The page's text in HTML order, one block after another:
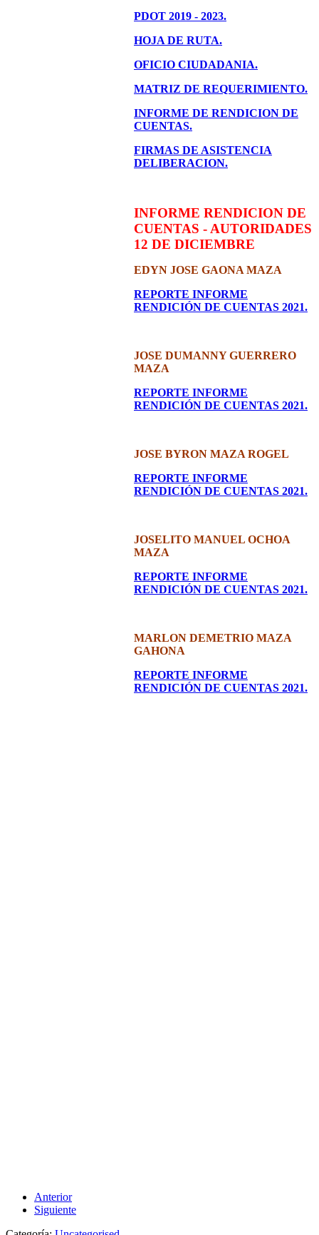
PDOT 2019 - 2023.
HOJA DE RUTA.
OFICIO CIUDADANIA.
MATRIZ DE REQUERIMIENTO.
INFORME DE RENDICION DE
CUENTAS.
FIRMAS DE ASISTENCIA
DELIBERACION.
INFORME RENDICION DE
CUENTAS - AUTORIDADES
12 DE DICIEMBRE
EDYN JOSE GAONA MAZA
REPORTE INFORME
RENDICIÓN DE CUENTAS 2021.
JOSE DUMANNY GUERRERO
MAZA
REPORTE INFORME
RENDICIÓN DE CUENTAS 2021.
JOSE BYRON MAZA ROGEL
REPORTE INFORME
RENDICIÓN DE CUENTAS 2021.
JOSELITO MANUEL OCHOA
MAZA
REPORTE INFORME
RENDICIÓN DE CUENTAS 2021.
MARLON DEMETRIO MAZA
GAHONA
REPORTE INFORME
RENDICIÓN DE CUENTAS 2021.
Anterior
Siguiente